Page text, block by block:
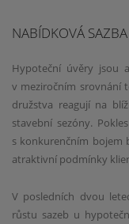
NABÍDKOVÁ
Hypoteční úvěry jsou
v meziročním srovnání
družstva reagují na
stavební sezóny.
s konkurenčním bojem
atraktivní podmínky
V posledních dvou
růstu sazeb u